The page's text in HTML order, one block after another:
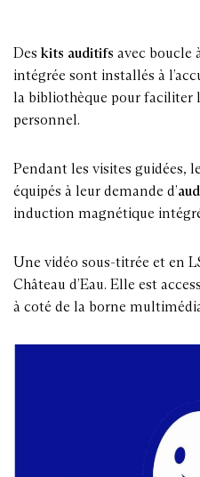
Des kits auditifs avec boucle
intégrée sont installés à
la bibliothèque pour faciliter
personnel.
Pendant les visites guidées,
équipés à leur demande d’
induction magnétique
Une vidéo sous-titrée et en
Château d’Eau. Elle est
à coté de la borne